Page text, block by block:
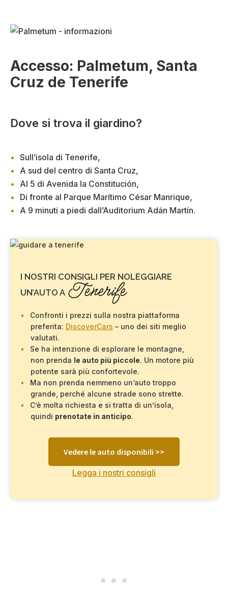
Accesso: Palmetum, Santa
Cruz de Tenerife
Dove si trova il giardino?
Sull’isola di Tenerife,
A sud del centro di Santa Cruz,
Al 5 di Avenida la Constitución,
Di fronte al Parque Marítimo César Manrique,
A 9 minuti a piedi dall’Auditorium Adán Martín.
I NOSTRI CONSIGLI PER NOLEGGIARE
UN’AUTO A Tenerife
Confronti i prezzi sulla nostra piattaforma
preferita: DiscoverCars – uno dei siti meglio
valutati.
Se ha intenzione di esplorare le montagne,
non prenda le auto più piccole. Un motore più
potente sarà più confortevole.
Ma non prenda nemmeno un’auto troppo
grande, perché alcune strade sono strette.
C’è molta richiesta e si tratta di un’isola,
quindi prenotate in anticipo.
Vedere le auto disponibili >>
Legga i nostri consigli